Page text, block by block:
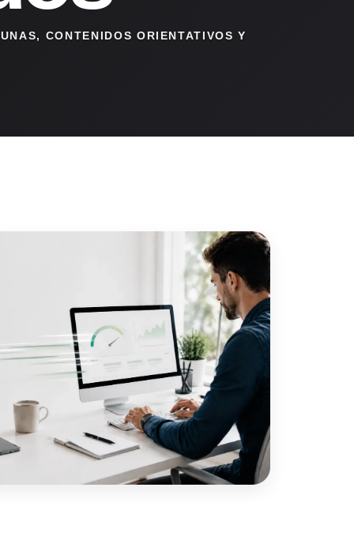
CONTENIDOS ORIENTATIVOS Y